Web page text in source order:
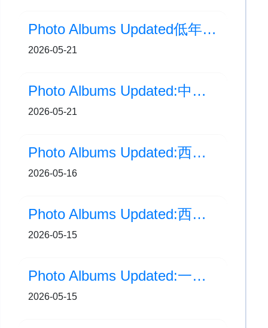
Photo Albums Updated低年級生日會(3至6月)
2026-05-21
Photo Albums Updated:中華文化表演
2026-05-21
Photo Albums Updated:西安交流之旅(Day 4)
2026-05-16
Photo Albums Updated:西安交流之旅(Day 3)
2026-05-15
Photo Albums Updated:一至三年級牙科保健
2026-05-15